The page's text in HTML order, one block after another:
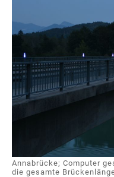
Annabrücke; Computer
die gesamte